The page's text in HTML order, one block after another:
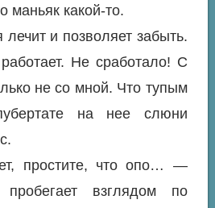
маньяк какой-то.
лечит и позволяет забыть.
Не сработало! С
не со мной. Что тупым
на нее слюни
простите, что опо… —
взглядом по